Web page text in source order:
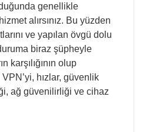
genellikle
alırsınız. Bu yüzden
ve yapılan övgü dolu
biraz şüpheyle
karşılığının olup
VPN’yi, hızlar, güvenlik
ağ güvenilirliği ve cihaz